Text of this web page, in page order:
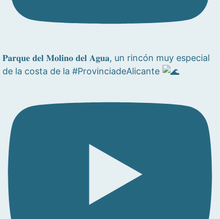
𝐏𝐚𝐫𝐪𝐮𝐞 𝐝𝐞𝐥 𝐌𝐨𝐥𝐢𝐧𝐨 𝐝𝐞𝐥 𝐀𝐠𝐮𝐚, un rincón muy especial
de la costa de la #ProvinciadeAlicante